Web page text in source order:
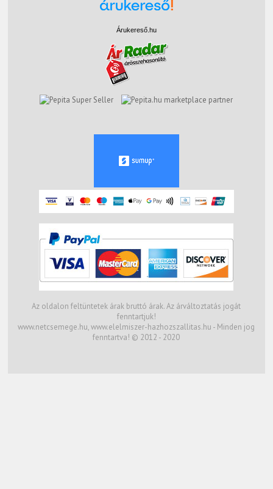
Árukereső.hu
marketplace partner
Az oldalon feltüntetek árak bruttó árak. Az árváltoztatás jogát
fenntartjuk!
www.netcsemege.hu, www.elelmiszer-hazhozszallitas.hu - Minden jog
fenntartva! © 2012 - 2020